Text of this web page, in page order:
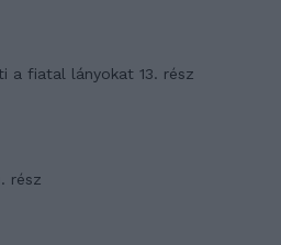
a fiatal lányokat 13. rész
rész